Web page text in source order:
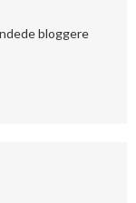
bloggere